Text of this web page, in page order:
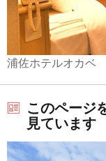
浦佐ホテルオカベ
このページ
見ています